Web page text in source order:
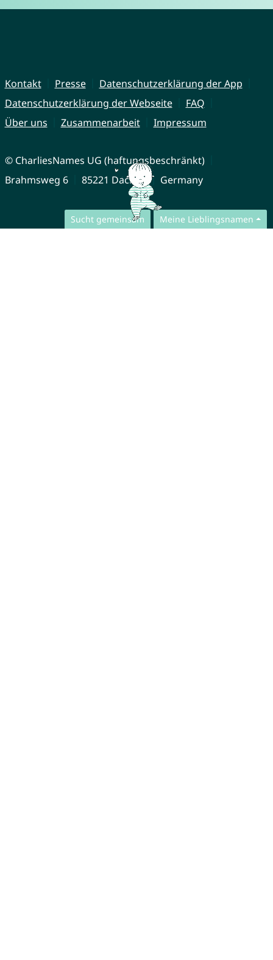
Sucht gemeinsam Meine Lieblingsnamen
Kontakt Presse
Datenschutzerklärung der App
Datenschutzerklärung der Webseite
FAQ
Über uns
Zusammenarbeit Impressum
© CharliesNames UG (haftungsbeschränkt)
Brahmsweg 6
85221 Dachau Germany